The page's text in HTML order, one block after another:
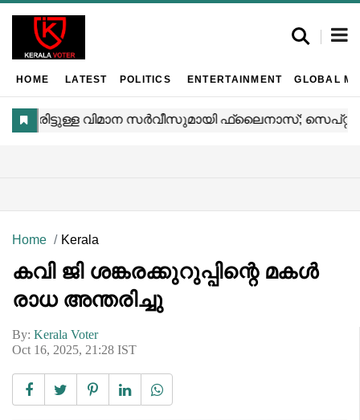
HOME LATEST POLITICS ENTERTAINMENT GLOBAL
Home Kerala
കവി ജി ശങ്കരക്കുറുപ്പിന്റെ മകൾ
രാധ അന്തരിച്ചു
By: Kerala Voter
Oct 16, 2025, 21:28 IST